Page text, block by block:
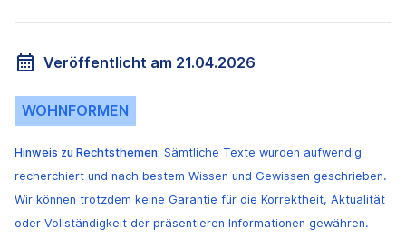
Veröffentlicht am 21.04.2026
WOHNFORMEN
Hinweis zu Rechtsthemen: Sämtliche Texte wurden aufwendig
recherchiert und nach bestem Wissen und Gewissen geschrieben.
Wir können trotzdem keine Garantie für die Korrektheit, Aktualität
oder Vollständigkeit der präsentieren Informationen gewähren.